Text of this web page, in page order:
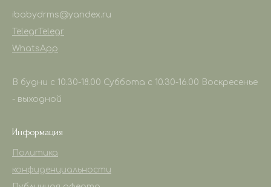
ibabydrms@yandex.ru
Telegr Telegr
WhatsApp
В будни с 10.30-18.00 Суббота с 10.30-16.00 Воскресенье
- выходной
Информация
Политика
конфиденциальности